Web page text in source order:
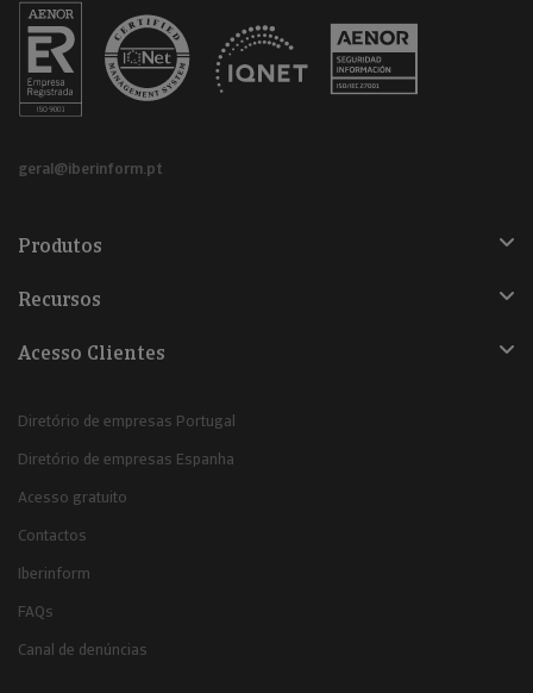
geral@iberinform.pt
Produtos
Recursos
Acesso Clientes
Diretório de empresas Portugal
Diretório de empresas Espanha
Acesso gratuito
Contactos
Iberinform
FAQs
Canal de denúncias